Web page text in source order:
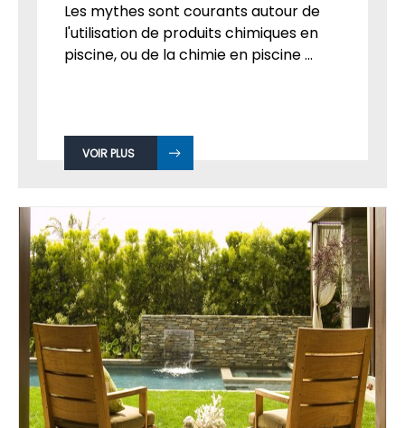
Les mythes sont courants autour de
l'utilisation de produits chimiques en
piscine, ou de la chimie en piscine ...
VOIR PLUS